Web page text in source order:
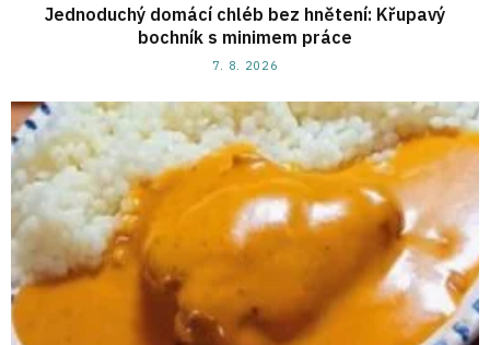
Jednoduchý domácí chléb bez hnětení: Křupavý
bochník s minimem práce
7. 8. 2026